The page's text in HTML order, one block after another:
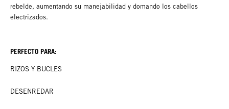
rebelde, aumentando su manejabilidad y domando los cabellos
electrizados.
PERFECTO PARA:
RIZOS Y BUCLES
DESENREDAR